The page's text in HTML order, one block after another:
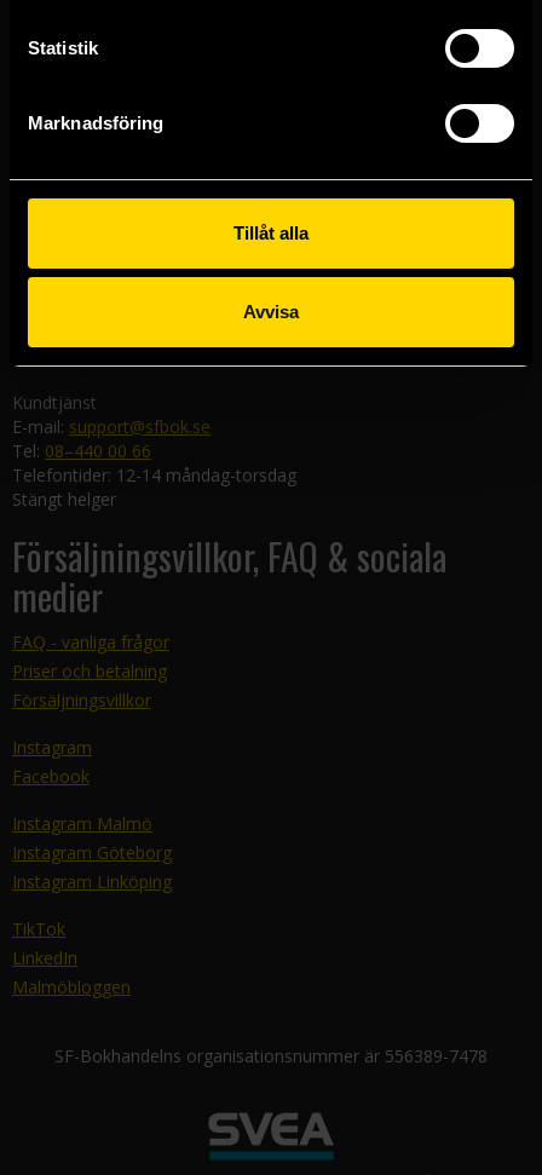
Statistik
Marknadsföring
Tillåt alla
Avvisa
Västerlånggatan 48
Göteborgsbutiken
Kungsgatan 19
Malmöbutiken
582 19 Linköping
Kundtjänst
E-mail: support@sfbok.se
Tel: 08–440 00 66
Telefontider: 12-14 måndag-torsdag
Stängt helger
Försäljningsvillkor, FAQ & sociala
medier
FAQ - vanliga frågor
Priser och betalning
Försäljningsvillkor
Instagram
Facebook
Instagram Malmö
Instagram Göteborg
Instagram Linköping
TikTok
LinkedIn
Malmöbloggen
SF-Bokhandelns organisationsnummer är 556389-7478